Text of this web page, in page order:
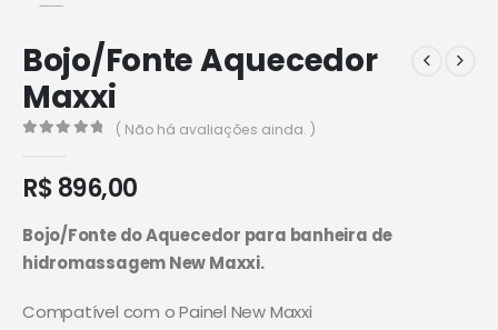
Bojo/Fonte Aquecedor
Maxxi
( Não há avaliações ainda. )
R$896,00
Bojo/Fonte do Aquecedor para banheira de
hidromassagem New Maxxi.
Compatível com o Painel New Maxxi